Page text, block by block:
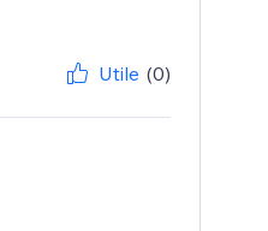
Utile (0)